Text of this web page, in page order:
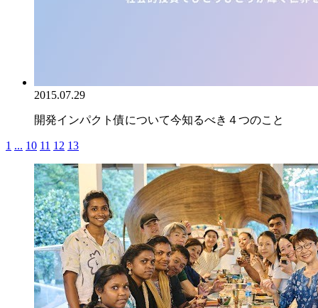
2015.07.29
開発インパクト債について今知るべき４つのこと
1 ... 10 11 12 13